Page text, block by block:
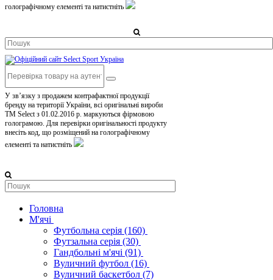
голографічному елементі та натистніть
У зв’язку з продажем контрафактної продукції
бренду на території України, всі оригінальні вироби
TM Select з 01.02.2016 р. маркуються фірмовою
голограмою. Для перевірки оригінальності продукту
внесіть код, що розміщений на голографічному
елементі та натистніть
Головна
М'ячі
Футбольна серія (160)
Футзальна серія (30)
Гандбольні м'ячі (91)
Вуличний футбол (16)
Вуличний баскетбол (7)